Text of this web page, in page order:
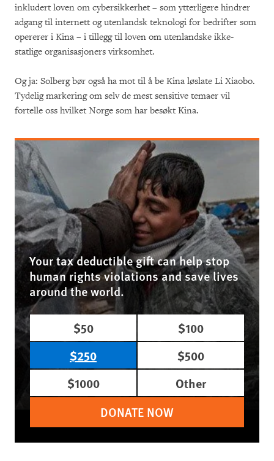
inkludert loven om cybersikkerhet – som ytterligere hindrer
adgang til internett og utenlandsk teknologi for bedrifter som
opererer i Kina – i tillegg til loven om utenlandske ikke-
statlige organisasjoners virksomhet.
Og ja: Solberg bør også ha mot til å be Kina løslate Li Xiaobo.
Tydelig markering om selv de mest sensitive temaer vil
fortelle oss hvilket Norge som har besøkt Kina.
Your tax deductible gift can help stop
human rights violations and save lives
around the world.
$50
$100
$250
$500
$1000
Other
DONATE NOW